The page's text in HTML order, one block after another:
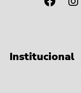
Institucional